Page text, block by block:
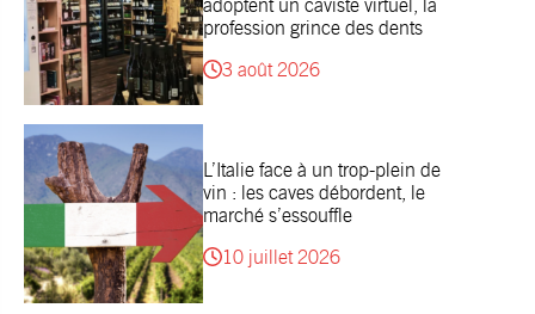
adoptent un caviste virtuel, la
profession grince des dents
3 août 2026
L’Italie face à un trop-plein de
vin : les caves débordent, le
marché s’essouffle
10 juillet 2026